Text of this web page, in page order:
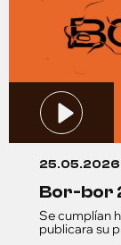
25.05.2026
bor-
Se cumplían
publicara su